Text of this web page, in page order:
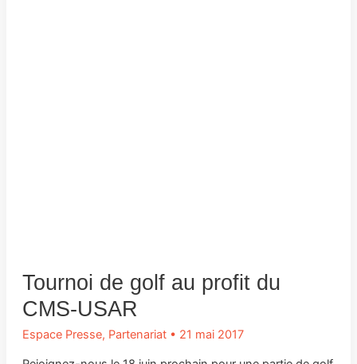
Tournoi de golf au profit du
CMS-USAR
Espace Presse, Partenariat• 21 mai 2017